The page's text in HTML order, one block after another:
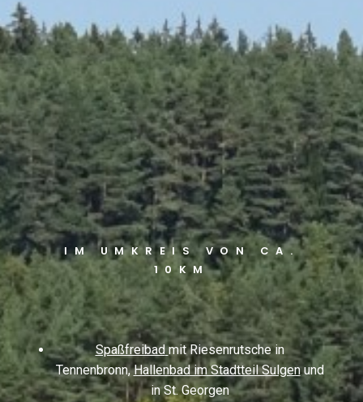
IM UMKREIS VON CA.
10KM
Spaßfreibad mit Riesenrutsche in
Tennenbronn,Hallenbad im Stadtteil Sulgen und
in St. Georgen